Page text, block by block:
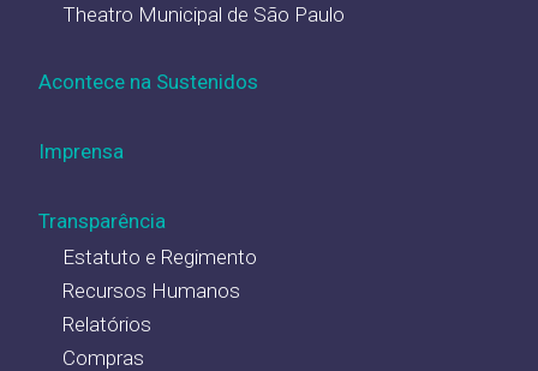
Theatro Municipal de São Paulo
Acontece na Sustenidos
Imprensa
Transparência
Estatuto e Regimento
Recursos Humanos
Relatórios
Compras